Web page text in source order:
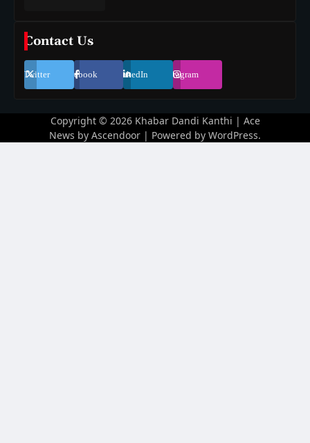
Contact Us
Twitter Facebook LinkedIn Instagram
Copyright © 2026 Khabar Dandi Kanthi | Ace
News by Ascendoor | Powered by WordPress.